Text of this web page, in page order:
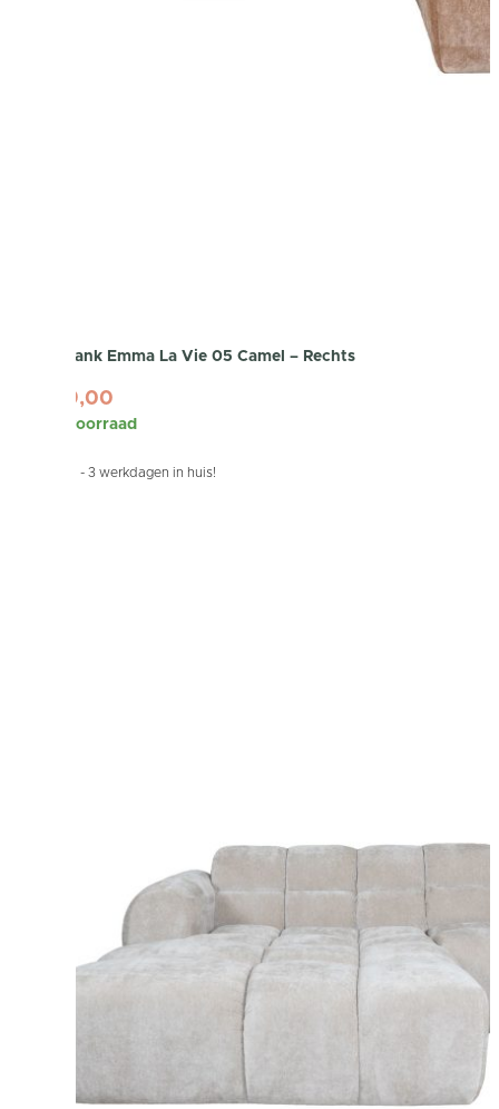
Hoekbank Emma La Vie 05 Camel – Rechts
1.699,00
Op voorraad
Binnen 1 - 3 werkdagen in huis!